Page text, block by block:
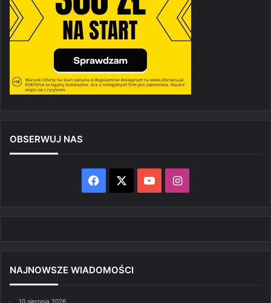
OBSERWUJ NAS
Facebook YouTubeInstagram
NAJNOWSZE WIADOMOŚCI
10 sierpnia 2026